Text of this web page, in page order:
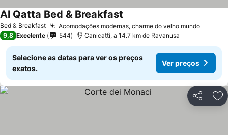
Bed & Breakfast Acomodações modernas, charme do velho mundo
Al Qatta Bed & Breakfast
9,8 Excelente 544 Canicattì, a 14.7 km de Ravanusa
Selecione as datas para ver os preços
exatos.
Ver preços
Partilhar